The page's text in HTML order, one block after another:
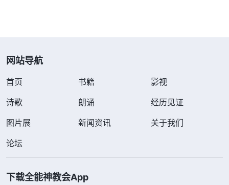
造的地上任意游荡？为何将神追杀得无枕头之地？人
间的温暖在哪里？”《话・卷一 神的显现与作工・作工
疯狂地抓捕迫害基督徒，实在太阴险、邪恶了！我们
信神跟随神是天经地义，走的是人生正道，共产党却
疯狂地迫害，逼着人离开真道背叛神，真是太可恨
了！亲身遭受共产党的迫害，我看清了它仇恨神、抵
挡神的恶魔实质，从心里恨恶它、弃绝它，也立定心
网站导航
首页 书籍
影视
诗歌
朗诵
经历见证
图片展
新闻资讯
关于我们
论坛
下载全能神教会App